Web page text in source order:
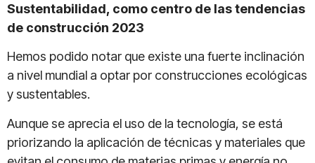
Sustentabilidad, como centro de las tendencias
de construcción 2023
Hemos podido notar que existe una fuerte inclinación
a nivel mundial a optar por construcciones ecológicas
y sustentables.
Aunque se aprecia el uso de la tecnología, se está
priorizando la aplicación de técnicas y materiales que